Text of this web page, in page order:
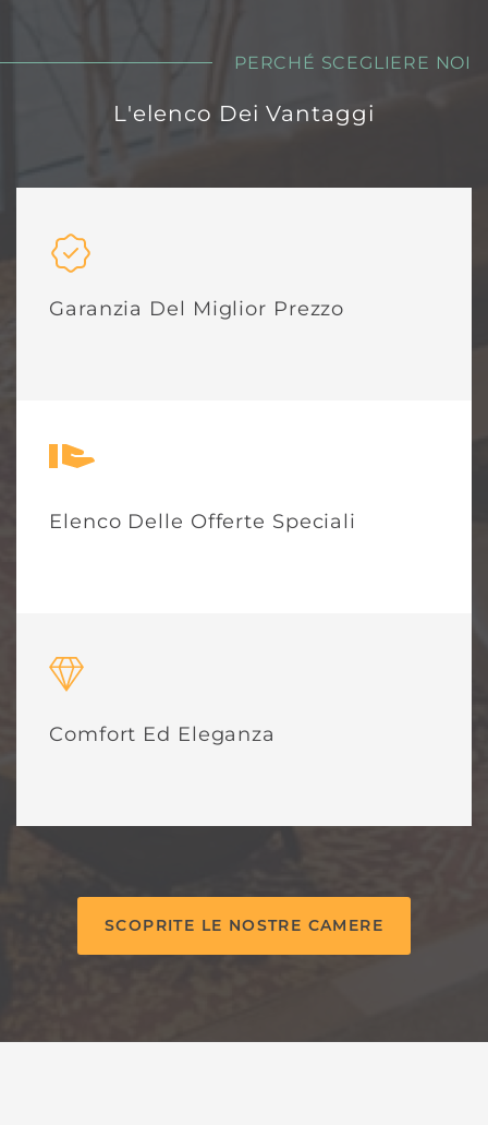
PERCHÉ SCEGLIERE NOI
L'elenco Dei Vantaggi
Garanzia Del Miglior Prezzo
Elenco Delle Offerte Speciali
Comfort Ed Eleganza
SCOPRITE LE NOSTRE CAMERE